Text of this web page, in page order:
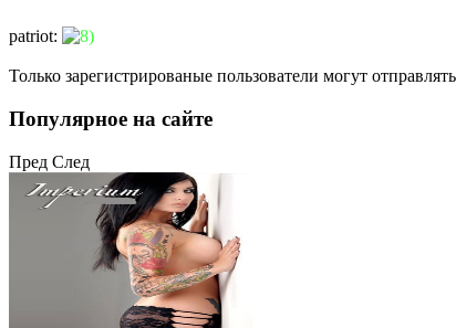
patriot:
Только зарегистрированые пользователи могут
Популярное на сайте
Пред След